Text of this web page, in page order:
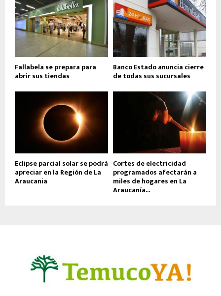
Fallabela se prepara para
abrir sus tiendas
Banco Estado anuncia cierre
de todas sus sucursales
Eclipse parcial solar se podrá
apreciar en la Región de La
Araucania
Cortes de electricidad
programados afectarán a
miles de hogares en La
Araucanía...